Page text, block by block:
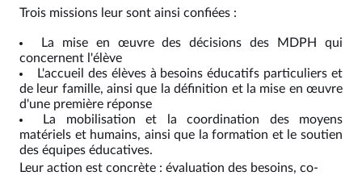
Trois missions leur sont ainsi confiées :
La mise en œuvre des décisions des MDPH qui
concernent l'élève
L'accueil des élèves à besoins éducatifs particuliers et
de leur famille, ainsi que la définition et la mise en œuvre
d'une première réponse
La mobilisation et la coordination des moyens
matériels et humains, ainsi que la formation et le soutien
des équipes éducatives.
Leur action est concrète : évaluation des besoins, co-